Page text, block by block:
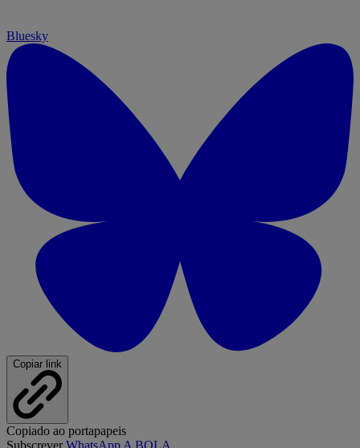
Bluesky
Copiar link
Copiado ao portapapeis
SubscreverWhatsApp A BOLA